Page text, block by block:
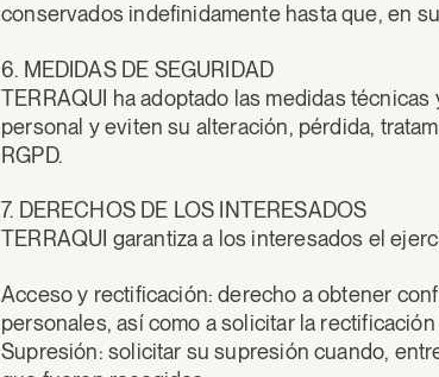
conservados indefinidamente hasta que, en
6. MEDIDAS DE SEGURIDAD
TERRAQUI ha adoptado las medidas
personal y eviten su alteración, pérdida,
RGPD.
7. DERECHOS DE LOS INTERESADOS
TERRAQUI garantiza a los interesados el
Acceso y rectificación: derecho a obtener
personales, así como a solicitar la
Supresión: solicitar su supresión cuando,